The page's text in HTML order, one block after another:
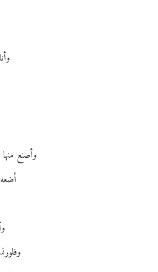
وأصنع